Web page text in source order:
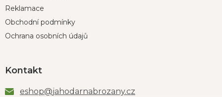
Reklamace
Obchodní podmínky
Ochrana osobních údajů
Kontakt
eshop@jahodarnabrozany.cz